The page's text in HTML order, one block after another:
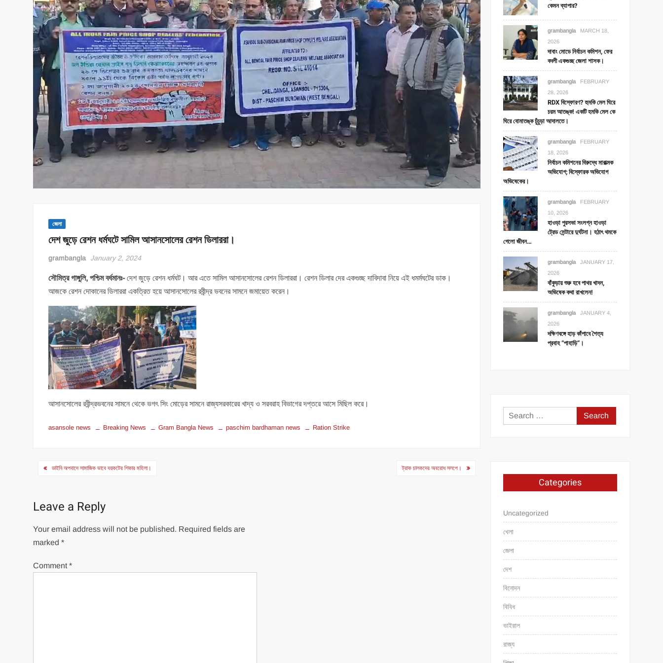
জেলা
দেশ জুড়ে রেশন ধর্মঘটে সামিল আসানসোলের রেশন ডিলাররা।
grambangla January 2, 2024
সৌমিত্র গাঙ্গুলি, পশ্চিম বর্ধমানঃ-দেশ জুড়ে রেশন ধর্মঘট। আর এতে সামিল আসানসোলের রেশন ডিলাররা। রেশন ডিলার দের একগুচ্ছ দাবিদাবা নিয়ে এই ধমর্মঘটের ডাক।
আজকে রেশন দোকানের ডিলাররা একত্রিত হয়ে আসানসোলের রবীন্দ্র ভবনের সামনে জমায়েত করেন।
আসানসোলের রবীন্দ্রভবনের সামনে থেকে ভগৎ সিং মোড়ের সামনে রাজ্যসরকারের খাদ্য ও সরবরাহ বিভাগের দপ্তরে আসে মিছিল করে।
asansole news Breaking News Gram Bangla News paschim bardhaman news Ration Strike
Post
ডাইনি অপবাদে সামাজিক ভাবে বয়কটের শিকার মহিলা। ট্রাক চালকদের অবরোধ সলপে।
Leave a Reply
Your email address will not be published. Required fields are
marked*
Comment*
কেমন ব্যাপার?
grambangla
MARCH 18,
2026
দাবাং মোডে নির্বাচন কমিশন, ফের
বদলী একগুচ্ছ জেলা শাসক।
grambangla
FEBRUARY
28, 2026
RDX বিস্ফোরণ? হুমকি মেল ঘিরে
চরম আতঙ্ক! একটি হমকি মেল কে
ঘিরে বোমাতঙ্ক চুঁচুড়া আদালতে।
grambangla
FEBRUARY
18, 2026
নির্বাচন কমিশনের বিরুদ্ধে মারাত্মক
অভিযোগ; বিস্ফোরক অভিযোগ
অভিষেকের।
grambangla
FEBRUARY
10, 2026
হাওড়া পুরসভা সংলগ্ন হাওড়া
ট্রেড সেন্টারে দুর্ঘটনা। হঠাৎ থমকে
গেলো জীবন…
grambangla
JANUARY 17,
2026
বাঁকুড়ায় শুরু হবে পাথর খাদন,
অভিষেক কথা রাখলেন!
grambangla
JANUARY 4,
2026
দক্ষিণবঙ্গে হাড় কাঁপাবে শৈত্য
প্রবাহ “পাহাড়ি”।
Search
for:
Categories
Uncategorized
খেলা
জেলা
দেশ
বিনোদন
বিবিধ
ভাইরাল
রাজ্য